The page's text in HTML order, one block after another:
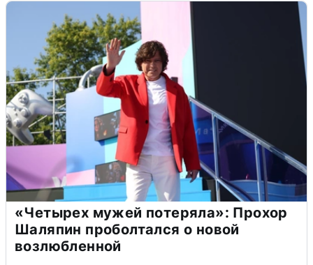
«Четырех мужей потеряла»: Прохор
Шаляпин проболтался о новой
возлюбленной